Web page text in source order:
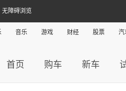
无障碍浏览
音乐 游戏 财经 股票 汽
首页 购车 新车